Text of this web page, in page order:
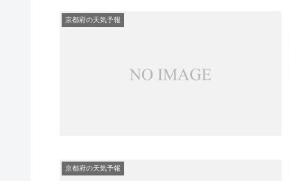
京都府の天気予報
京都府の天気予報